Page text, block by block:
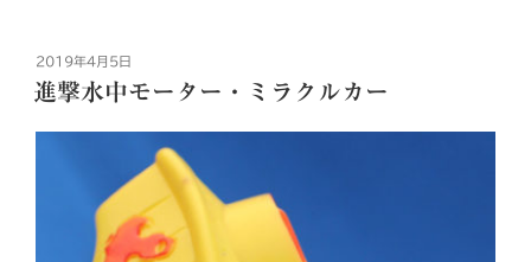
投
稿
日:
2019年4月5日
進撃水中モーター・ミラクルカー